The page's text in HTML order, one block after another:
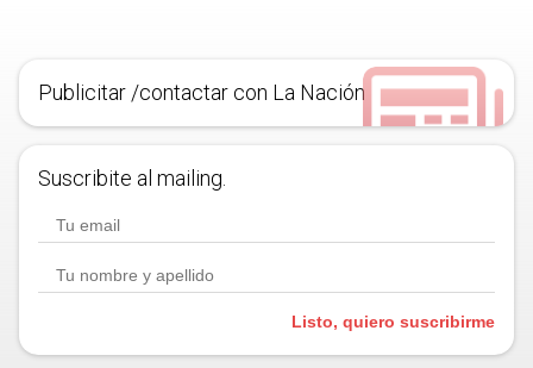
Publicitar /contactar con La Nación
Suscribite al mailing.
Listo, quiero suscribirme